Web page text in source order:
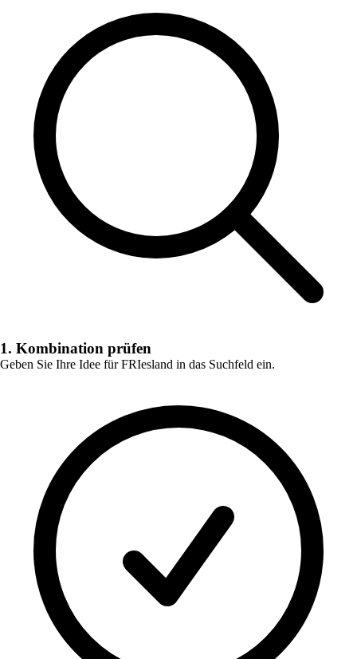
1. Kombination prüfen
Geben Sie Ihre Idee fürFRIesland in das Suchfeld ein.